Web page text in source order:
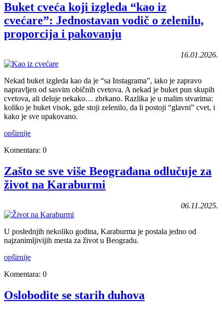
Buket cveća koji izgleda “kao iz
cvećare”: Jednostavan vodič o zelenilu,
proporcija i pakovanju
16.01.2026.
Nekad buket izgleda kao da je “sa Instagrama”, iako je zapravo
napravljen od sasvim običnih cvetova. A nekad je buket pun skupih
cvetova, ali deluje nekako… zbrkano. Razlika je u malim stvarima:
koliko je buket visok, gde stoji zelenilo, da li postoji “glavni” cvet, i
kako je sve upakovano.
opširnije
Komentara: 0
Zašto se sve više Beograđana odlučuje za
život na Karaburmi
06.11.2025.
U poslednjih nekoliko godina, Karaburma je postala jedno od
najzanimljivijih mesta za život u Beogradu.
opširnije
Komentara: 0
Oslobodite se starih duhova